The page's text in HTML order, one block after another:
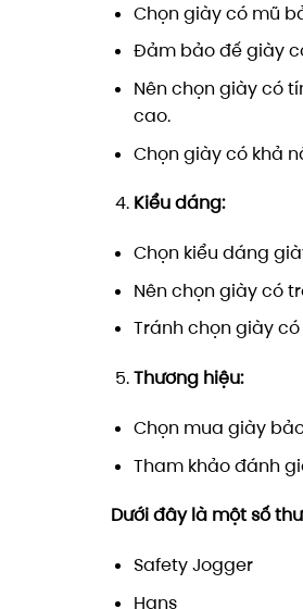
Chọn giày có mũ
Đảm bảo đế giày
Nên chọn giày có
cao.
Chọn giày có khả
Kiểu dáng:
Chọn kiểu dáng
Nên chọn giày có
Tránh chọn giày
Thương hiệu:
Chọn mua giày
Tham khảo đánh
Dưới đây là một số
Safety Jogger
Hans